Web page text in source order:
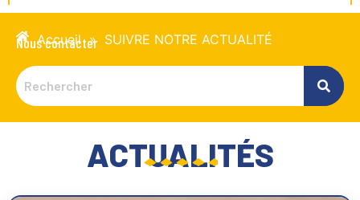
Accueil » SUIVRE NOTRE ACTUALITÉ
Nous contacter
ACTUALITÉS